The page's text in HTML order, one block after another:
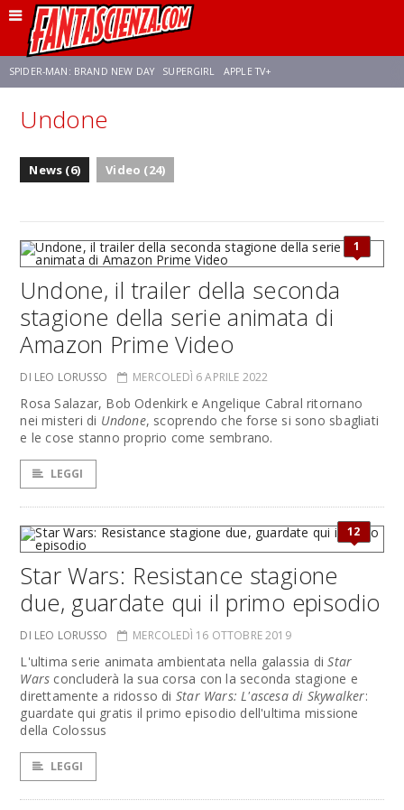
SPIDER-MAN: BRAND NEW DAY SUPERGIRL APPLE TV+
FRANCO RICCIARDIELLO
Undone
News (6) Video (24)
1
Undone, il trailer della seconda
stagione della serie animata di
Amazon Prime Video
DI LEO LORUSSO MERCOLEDÌ 6 APRILE 2022
Rosa Salazar, Bob Odenkirk e Angelique Cabral ritornano
nei misteri di Undone, scoprendo che forse si sono sbagliati
e le cose stanno proprio come sembrano.
LEGGI
12
Star Wars: Resistance stagione
due, guardate qui il primo episodio
DI LEO LORUSSO MERCOLEDÌ 16 OTTOBRE 2019
L'ultima serie animata ambientata nella galassia diStar
Wars concluderà la sua corsa con la seconda stagione e
direttamente a ridosso di Star Wars: L'ascesa di Skywalker:
guardate qui gratis il primo episodio dell'ultima missione
della Colossus
LEGGI